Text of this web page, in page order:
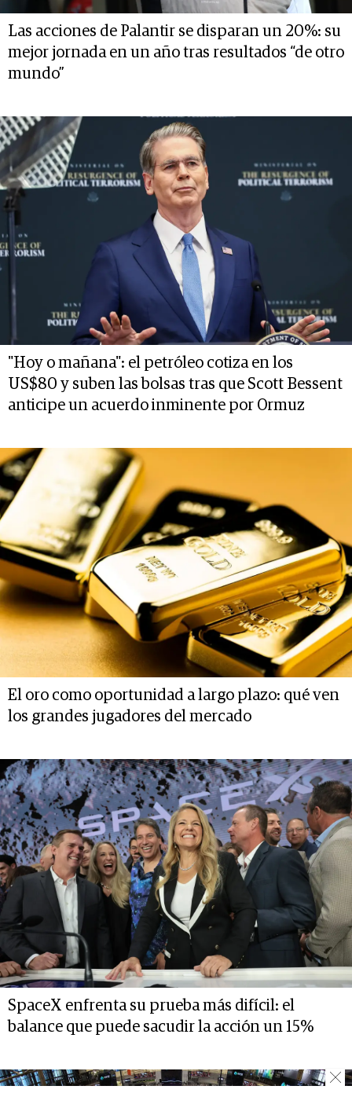
Las acciones de Palantir se disparan un 20%: su
mejor jornada en un año tras resultados “de otro
mundo”
"Hoy o mañana": el petróleo cotiza en los
US$80 y suben las bolsas tras que Scott Bessent
anticipe un acuerdo inminente por Ormuz
El oro como oportunidad a largo plazo: qué ven
los grandes jugadores del mercado
SpaceX enfrenta su prueba más difícil: el
balance que puede sacudir la acción un 15%